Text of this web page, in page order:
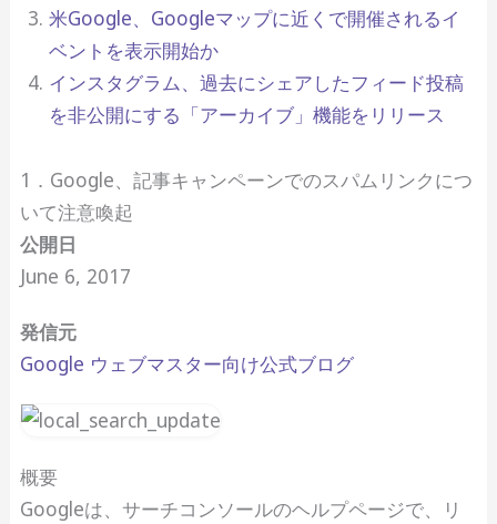
米Google、Googleマップに近くで開催されるイ
ベントを表示開始か
インスタグラム、過去にシェアしたフィード投稿
を非公開にする「アーカイブ」機能をリリース
1．Google、記事キャンペーンでのスパムリンクにつ
いて注意喚起
公開日
June 6, 2017
発信元
Google ウェブマスター向け公式ブログ
概要
Googleは、サーチコンソールのヘルプページで、リ